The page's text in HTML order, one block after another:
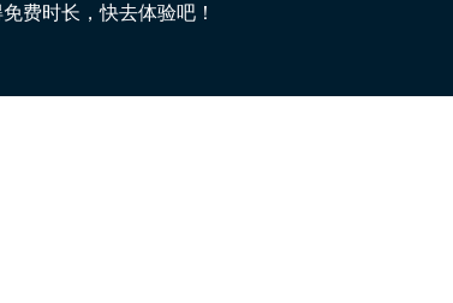
费时长，快去体验吧！